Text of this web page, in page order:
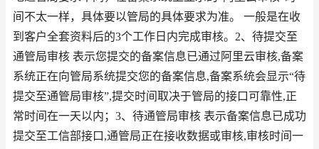
间不太一样，具体要以管局的具体要求为准。 一般是在收
到客户全套资料后的3个工作日内完成审核。2、待提交至
通管局审核 表示您提交的备案信息已通过阿里云审核,备案
系统正在向管局系统提交您的备案信息,备案系统会显示“待
提交至通管局审核”,提交时间取决于管局的接口可靠性,正
常时间在一天以内；3、待通管局审核 表示备案信息已成功
提交至工信部接口,通管局正在接收数据或审核,审核时间一